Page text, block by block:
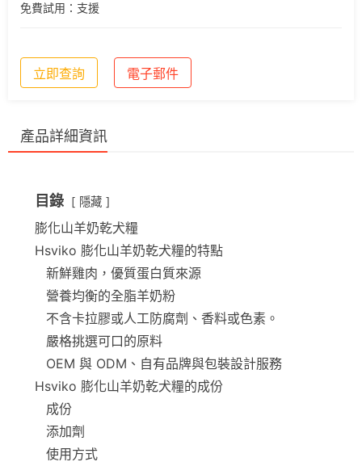
免費試用：支援
立即查詢 電子郵件
產品詳細資訊
目錄 隱藏
膨化山羊奶乾犬糧
Hsviko 膨化山羊奶乾犬糧的特點
新鮮雞肉，優質蛋白質來源
營養均衡的全脂羊奶粉
不含卡拉膠或人工防腐劑、香料或色素。
嚴格挑選可口的原料
OEM 與 ODM、自有品牌與包裝設計服務
Hsviko 膨化山羊奶乾犬糧的成份
成份
添加劑
使用方式